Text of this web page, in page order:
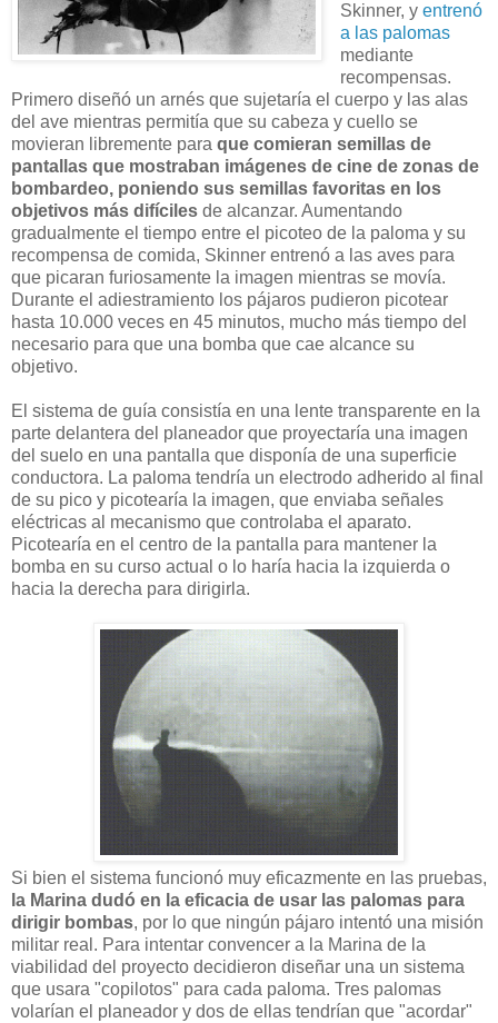
Skinner, y entrenó
a las palomas
mediante
recompensas.
Primero diseñó un arnés que sujetaría el cuerpo y las alas
del ave mientras permitía que su cabeza y cuello se
movieran libremente para que comieran semillas de
pantallas que mostraban imágenes de cine de zonas de
bombardeo, poniendo sus semillas favoritas en los
objetivos más difíciles de alcanzar. Aumentando
gradualmente el tiempo entre el picoteo de la paloma y su
recompensa de comida, Skinner entrenó a las aves para
que picaran furiosamente la imagen mientras se movía.
Durante el adiestramiento los pájaros pudieron picotear
hasta 10.000 veces en 45 minutos, mucho más tiempo del
necesario para que una bomba que cae alcance su
objetivo.
El sistema de guía consistía en una lente transparente en la
parte delantera del planeador que proyectaría una imagen
del suelo en una pantalla que disponía de una superficie
conductora. La paloma tendría un electrodo adherido al final
de su pico y picotearía la imagen, que enviaba señales
eléctricas al mecanismo que controlaba el aparato.
Picotearía en el centro de la pantalla para mantener la
bomba en su curso actual o lo haría hacia la izquierda o
hacia la derecha para dirigirla.
Si bien el sistema funcionó muy eficazmente en las pruebas,
la Marina dudó en la eficacia de usar las palomas para
dirigir bombas, por lo que ningún pájaro intentó una misión
militar real. Para intentar convencer a la Marina de la
viabilidad del proyecto decidieron diseñar una un sistema
que usara "copilotos" para cada paloma. Tres palomas
volarían el planeador y dos de ellas tendrían que "acordar"